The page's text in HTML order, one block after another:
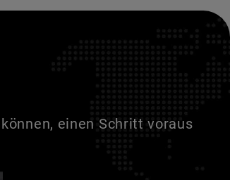
einen Schritt voraus